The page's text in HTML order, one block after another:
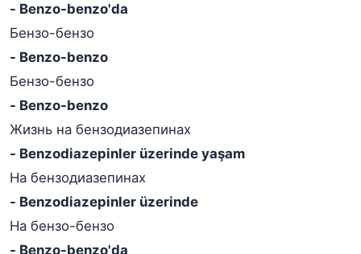
- Benzo-benzo'da
Бензо-бензо
- Benzo-benzo
Бензо-бензо
- Benzo-benzo
Жизнь на бензодиазепинах
- Benzodiazepinler üzerinde yaşam
На бензодиазепинах
- Benzodiazepinler üzerinde
На бензо-бензо
- Benzo-benzo'da